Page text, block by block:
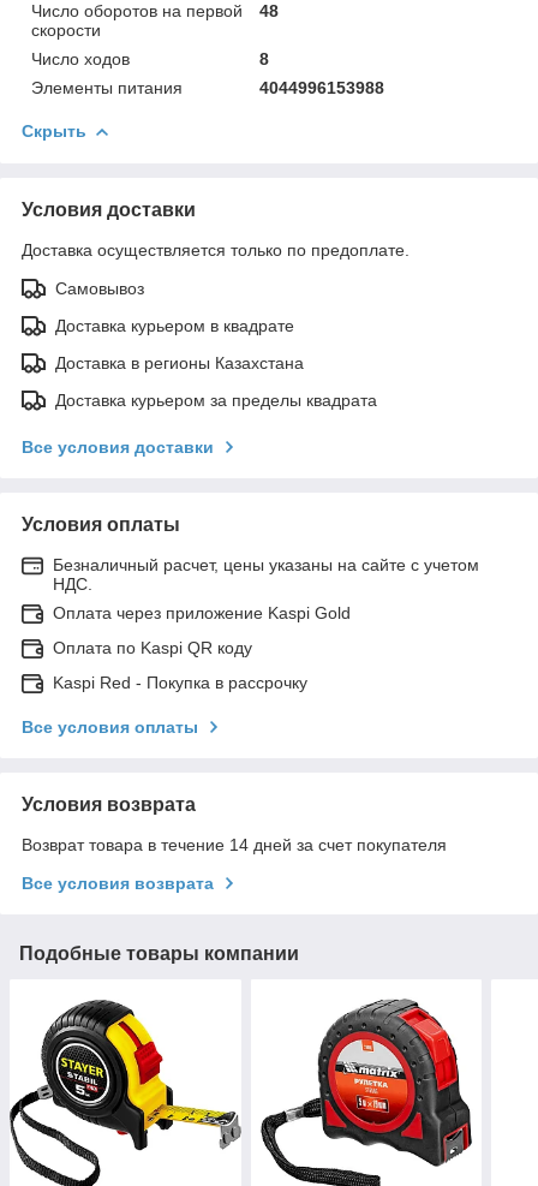
Число оборотов на первой
скорости
48
Число ходов
8
Элементы питания
4044996153988
Скрыть
Условия доставки
Доставка осуществляется только по предоплате.
Самовывоз
Доставка курьером в квадрате
Доставка в регионы Казахстана
Доставка курьером за пределы квадрата
Все условия доставки
Условия оплаты
Безналичный расчет, цены указаны на сайте с учетом
НДС.
Оплата через приложение Kaspi Gold
Оплата по Kaspi QR коду
Kaspi Red - Покупка в рассрочку
Все условия оплаты
Условия возврата
Возврат товара в течение 14 дней за счет покупателя
Все условия возврата
Подобные товары компании